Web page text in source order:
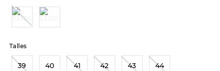
Talles
39 40 41 42 43 44